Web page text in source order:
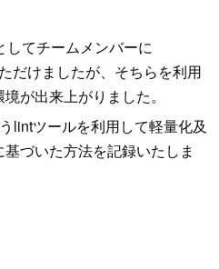
てチームメンバーに
だけましたが、そちらを利用
が出来上がりました。
lintツールを利用して軽量化及
基づいた方法を記録いたしま